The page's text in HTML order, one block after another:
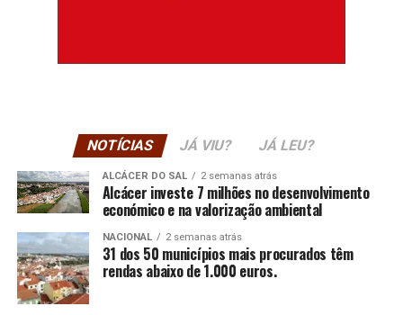
NOTÍCIAS JÁ VIU? JÁ LEU?
ALCÁCER DO SAL 2 semanas atrás
Alcácer investe 7 milhões no desenvolvimento
económico e na valorização ambiental
NACIONAL 2 semanas atrás
31 dos 50 municípios mais procurados têm
rendas abaixo de 1.000 euros.